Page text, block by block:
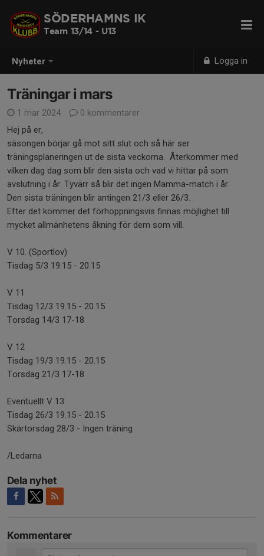
Nyheter Logga in
SÖDERHAMNS IK
Team 13/14 - U13
Träningar i mars
1 mar 2024
0 kommentarer
Hej på er,
säsongen börjar gå mot sitt slut och så här ser
träningsplaneringen ut de sista veckorna. Återkommer med
vilken dag dag som blir den sista och vad vi hittar på som
avslutning i år. Tyvärr så blir det ingen Mamma-match i år.
Den sista träningen blir antingen 21/3 eller 26/3.
Efter det kommer det förhoppningsvis finnas möjlighet till
mycket allmänhetens åkning för dem som vill.
V 10. (Sportlov)
Tisdag 5/3 19.15 - 20.15
V 11
Tisdag 12/3 19.15 - 20.15
Torsdag 14/3 17-18
V 12
Tisdag 19/3 19.15 - 20.15
Torsdag 21/3 17-18
Eventuellt V 13
Tisdag 26/3 19.15 - 20.15
Skärtorsdag 28/3 - Ingen träning
/Ledarna
Dela nyhet
Kommentarer